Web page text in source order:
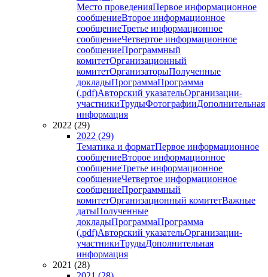
Место проведенияПервое информационное
сообщениеВторое информационное
сообщениеТретье информационное
сообщениеЧетвертое информационное
сообщениеПрограммный
комитетОрганизационный
комитетОрганизаторыПолученные
докладыПрограммаПрограмма
(.pdf)Авторский указательОрганизации-
участникиТрудыФотографииДополнительная
информация
2022 (29)
2022 (29)
Тематика и форматПервое информационное
сообщениеВторое информационное
сообщениеТретье информационное
сообщениеЧетвертое информационное
сообщениеПрограммный
комитетОрганизационный комитетВажные
датыПолученные
докладыПрограммаПрограмма
(.pdf)Авторский указательОрганизации-
участникиТрудыДополнительная
информация
2021 (28)